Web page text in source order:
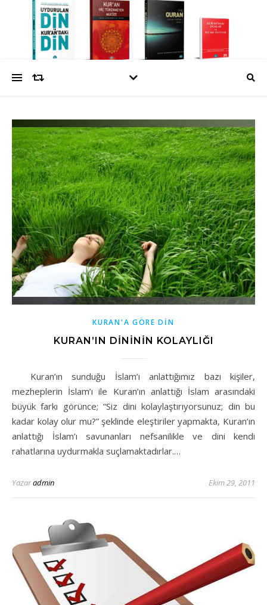
KURAN'A GÖRE DİN
KURAN’IN DİNİNİN KOLAYLIĞI
Kuran’ın sunduğu İslam’ı anlattığımız bazı kişiler,
mezheplerin İslam’ı ile Kuran’ın anlattığı İslam arasındaki
büyük farkı görünce; “Siz dini kolaylaştırıyorsunuz; din bu
kadar kolay olur mu?” şeklinde eleştiriler yapmakta, Kuran’ın
anlattığı İslam’ı savunanları nefsanilikle ve dini kendi
rahatlarına uydurmakla suçlamaktadırlar.…
Yazaradmin Ekim 29, 2011